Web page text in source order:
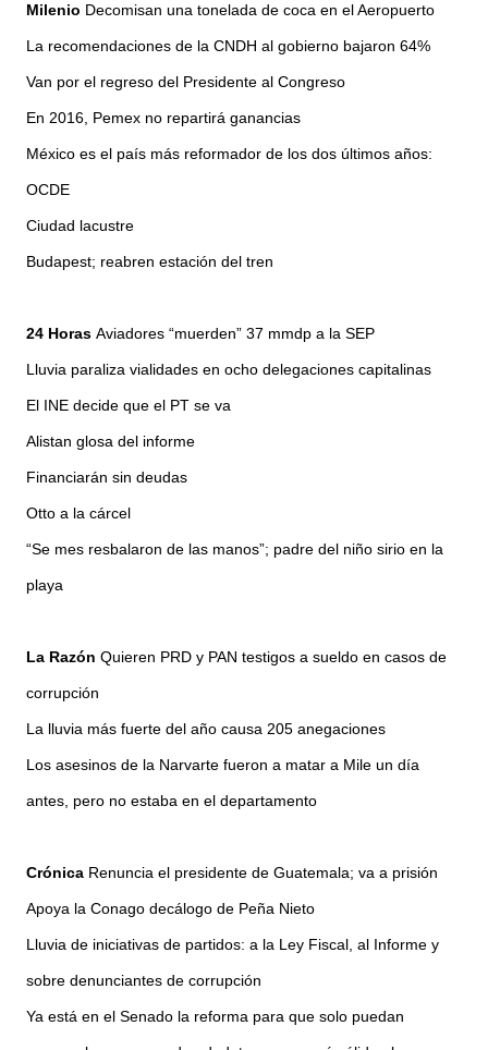
Milenio Decomisan una tonelada de coca en el Aeropuerto
La recomendaciones de la CNDH al gobierno bajaron 64%
Van por el regreso del Presidente al Congreso
En 2016, Pemex no repartirá ganancias
México es el país más reformador de los dos últimos años:
OCDE
Ciudad lacustre
Budapest; reabren estación del tren
24 Horas Aviadores “muerden” 37 mmdp a la SEP
Lluvia paraliza vialidades en ocho delegaciones capitalinas
El INE decide que el PT se va
Alistan glosa del informe
Financiarán sin deudas
Otto a la cárcel
“Se mes resbalaron de las manos”; padre del niño sirio en la
playa
La Razón Quieren PRD y PAN testigos a sueldo en casos de
corrupción
La lluvia más fuerte del año causa 205 anegaciones
Los asesinos de la Narvarte fueron a matar a Mile un día
antes, pero no estaba en el departamento
Crónica Renuncia el presidente de Guatemala; va a prisión
Apoya la Conago decálogo de Peña Nieto
Lluvia de iniciativas de partidos: a la Ley Fiscal, al Informe y
sobre denunciantes de corrupción
Ya está en el Senado la reforma para que solo puedan